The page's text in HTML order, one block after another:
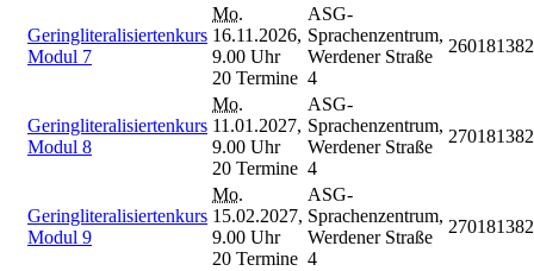
Geringliteralisiertenkurs
Modul 7
Mo.
16.11.2026,
9.00 Uhr
20 Termine
ASG-
Sprachenzentrum,
Werdener Straße
4
Geringliteralisiertenkurs
Modul 8
Mo.
11.01.2027,
9.00 Uhr
20 Termine
ASG-
Sprachenzentrum,
Werdener Straße
4
Geringliteralisiertenkurs
Modul 9
Mo.
15.02.2027,
9.00 Uhr
20 Termine
ASG-
Sprachenzentrum,
Werdener Straße
4